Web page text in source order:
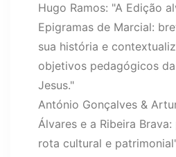
Hugo Ramos: "A Edição
Epigramas de Marcial:
sua história e
objetivos pedagógicos
Jesus."
António Gonçalves &
Álvares e a Ribeira
rota cultural e